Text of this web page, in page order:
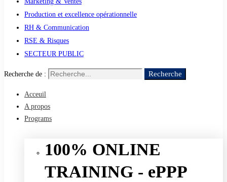
Production et excellence opérationnelle
RH & Communication
RSE & Risques
SECTEUR PUBLIC
Recherche de : Recherche
Acceuil
A propos
Programs
100% ONLINE
TRAINING - ePPP